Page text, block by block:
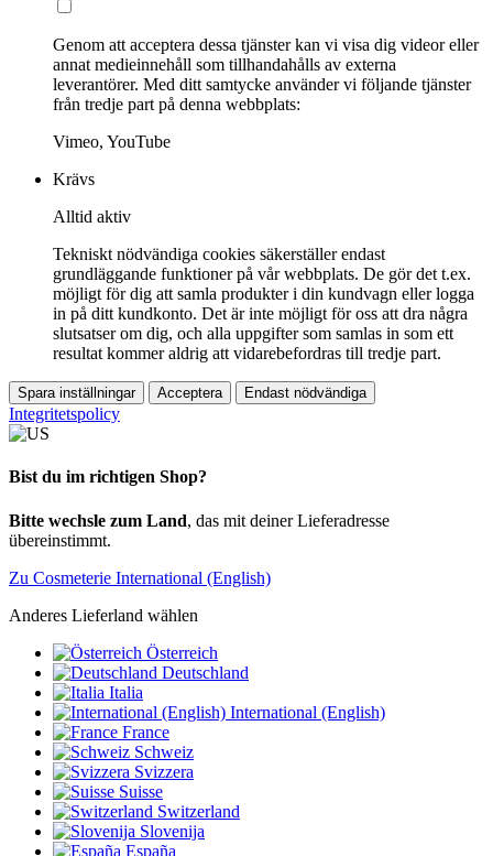
Genom att acceptera dessa tjänster kan vi visa dig videor eller
annat medieinnehåll som tillhandahålls av externa
leverantörer. Med ditt samtycke använder vi följande tjänster
från tredje part på denna webbplats:
Vimeo, YouTube
Krävs
Alltid aktiv
Tekniskt nödvändiga cookies säkerställer endast
grundläggande funktioner på vår webbplats. De gör det t.ex.
möjligt för dig att samla produkter i din kundvagn eller logga
in på ditt kundkonto. Det är inte möjligt för oss att dra några
slutsatser om dig, och alla uppgifter som samlas in som ett
resultat kommer aldrig att vidarebefordras till tredje part.
Spara inställningar Acceptera Endast nödvändiga
Integritetspolicy
Bist du im richtigen Shop?
Bitte wechsle zum Land, das mit deiner Lieferadresse
übereinstimmt.
Zu Cosmeterie International (English)
Anderes Lieferland wählen
Österreich
Deutschland
Italia
International (English)
France
Schweiz
Svizzera
Suisse
Switzerland
Slovenija
España